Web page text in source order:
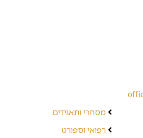
מסחרי ותאגידים
רפואי וספורט